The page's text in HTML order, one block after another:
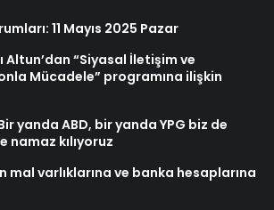
11 Mayıs 2025 Pazar
Altun’dan “Siyasal İletişim ve
Mücadele” programına ilişkin
yanda ABD, bir yanda YPG biz de
namaz kılıyoruz
mal varlıklarına ve banka hesaplarına